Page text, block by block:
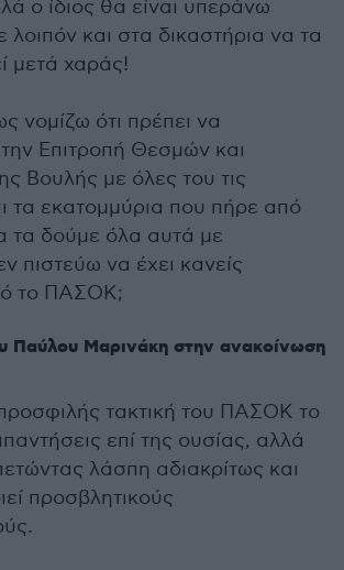
ο ίδιος θα είναι υπεράνω
λοιπόν και στα δικαστήρια να τα
μετά χαράς!
νομίζω ότι πρέπει να
Επιτροπή Θεσμών και
Βουλής με όλες του τις
τα εκατομμύρια που πήρε από
τα δούμε όλα αυτά με
πιστεύω να έχει κανείς
το ΠΑΣΟΚ;
Παύλου Μαρινάκη στην ανακοίνωση
τακτική του ΠΑΣΟΚ το
επί της ουσίας, αλλά
λάσπη αδιακρίτως και
προσβλητικούς